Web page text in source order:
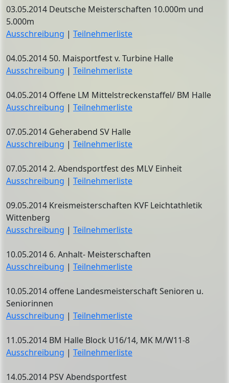
03.05.2014 Deutsche Meisterschaften 10.000m und
5.000m
Ausschreibung | Teilnehmerliste
04.05.2014 50. Maisportfest v. Turbine Halle
Ausschreibung | Teilnehmerliste
04.05.2014 Offene LM Mittelstreckenstaffel/ BM Halle
Ausschreibung | Teilnehmerliste
07.05.2014 Geherabend SV Halle
Ausschreibung | Teilnehmerliste
07.05.2014 2. Abendsportfest des MLV Einheit
Ausschreibung | Teilnehmerliste
09.05.2014 Kreismeisterschaften KVF Leichtathletik
Wittenberg
Ausschreibung | Teilnehmerliste
10.05.2014 6. Anhalt- Meisterschaften
Ausschreibung | Teilnehmerliste
10.05.2014 offene Landesmeisterschaft Senioren u.
Seniorinnen
Ausschreibung | Teilnehmerliste
11.05.2014 BM Halle Block U16/14, MK M/W11-8
Ausschreibung | Teilnehmerliste
14.05.2014 PSV Abendsportfest